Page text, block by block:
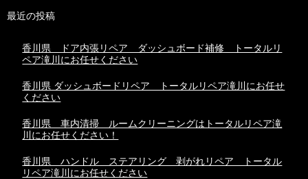
最近の投稿
香川県 ドア内張リペア ダッシュボード補修 トータルリ
ペア滝川にお任せください
香川県 ダッシュボードリペア トータルリペア滝川にお任せ
ください
香川県 車内清掃 ルームクリーニングはトータルリペア滝
川にお任せください！
香川県 ハンドル ステアリング 剥がれリペア トータル
リペア滝川にお任せください